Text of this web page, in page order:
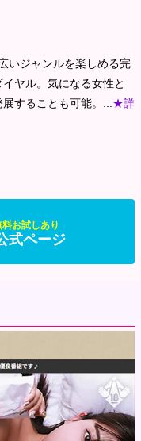
いジャンルを楽しめる完
ヤル。気になる女性と
することも可能。... ★詳
お試しあり
式ページ